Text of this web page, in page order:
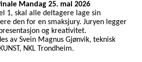
Mandag 25. mai 2026
1, skal alle deltagere lage sin
den for en smaksjury. Juryen legger
og kreativitet.
av Svein Magnus Gjønvik, teknisk
NKL Trondheim.